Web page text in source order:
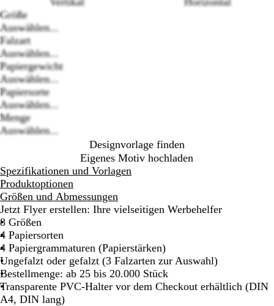
Größe
Auswählen...
Falzart
Auswählen...
Papiergewicht
Auswählen...
Papiersorte
Auswählen...
Menge
Auswählen...
Designvorlage finden
Eigenes Motiv hochladen
Spezifikationen und Vorlagen
Produktoptionen
Größen und Abmessungen
Jetzt Flyer erstellen: Ihre vielseitigen Werbehelfer
8 Größen
4 Papiersorten
4 Papiergrammaturen (Papierstärken)
Ungefalzt oder gefalzt (3 Falzarten zur Auswahl)
Bestellmenge: ab 25 bis 20.000 Stück
Transparente PVC-Halter vor dem Checkout erhältlich (DIN
A4, DIN lang)